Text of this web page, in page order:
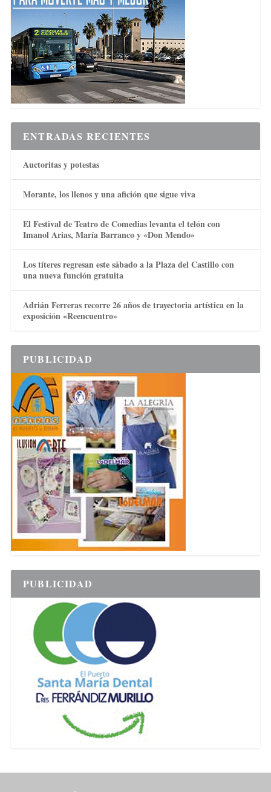
ENTRADAS RECIENTES
Auctoritas y potestas
Morante, los llenos y una afición que sigue viva
El Festival de Teatro de Comedias levanta el telón con
Imanol Arias, María Barranco y «Don Mendo»
Los títeres regresan este sábado a la Plaza del Castillo con
una nueva función gratuita
Adrián Ferreras recorre 26 años de trayectoria artística en la
exposición «Reencuentro»
PUBLICIDAD
PUBLICIDAD